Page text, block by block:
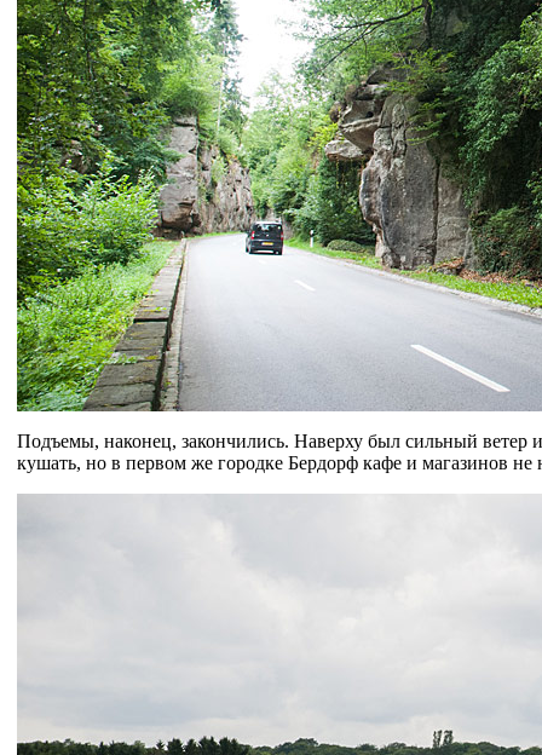
Подъемы, наконец, закончились. Наверху был сильный ветер
кушать, но в первом же городке Бердорф кафе и магазинов